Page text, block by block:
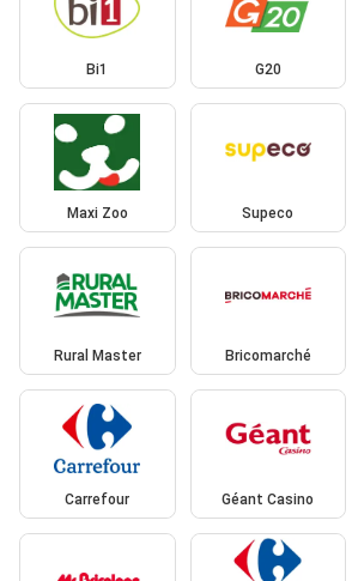
Bi1 G20
Maxi Zoo Supeco
Rural Master Bricomarché
Carrefour Géant Casino